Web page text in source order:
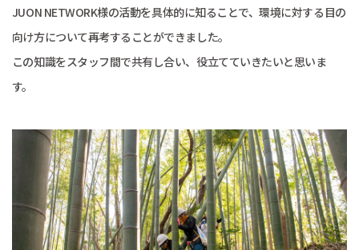
JUON NETWORK様の活動を具体的に知ることで、環境に対する目の
向け方について再考することができました。
この知識をスタッフ間で共有し合い、役立てていきたいと思いま
す。